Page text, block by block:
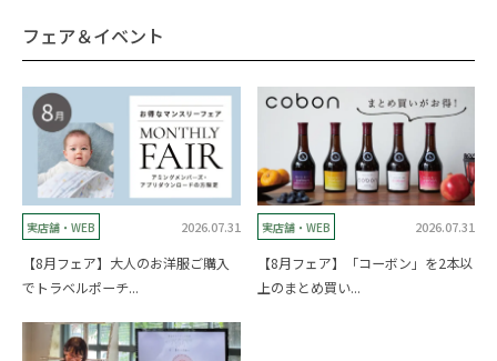
フェア＆イベント
実店舗・WEB 2026.07.31
【8月フェア】大人のお洋服ご購入
でトラベルポーチ...
実店舗・WEB 2026.07.31
【8月フェア】「コーボン」を2本以
上のまとめ買い...